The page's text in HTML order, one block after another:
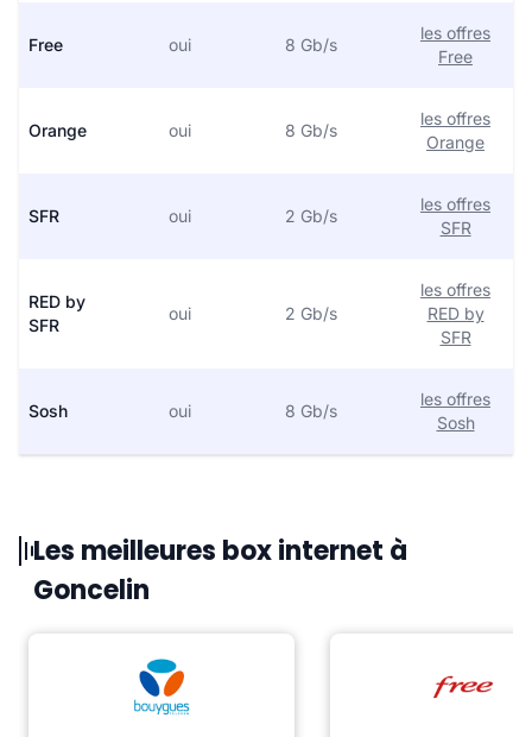
Free oui 8 Gb/s
les offres
Free
Orange oui 8 Gb/s
les offres
Orange
SFR oui 2 Gb/s
les offres
SFR
RED by
SFR
oui 2 Gb/s
les offres
RED by
SFR
Sosh oui 8 Gb/s
les offres
Sosh
Les meilleures box internet à
Goncelin